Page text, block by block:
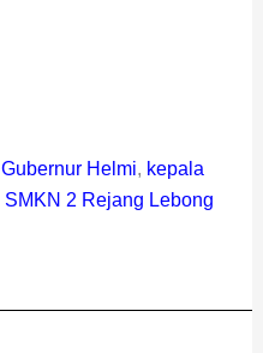
Gubernur Helmi, kepala
SMKN 2 Rejang Lebong